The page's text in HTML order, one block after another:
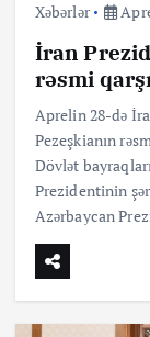
Xəbərlər
İran
rəsmi
Aprelin 28-də
Pezeşkianın
Dövlət
Prezidentinin
Azərbaycan